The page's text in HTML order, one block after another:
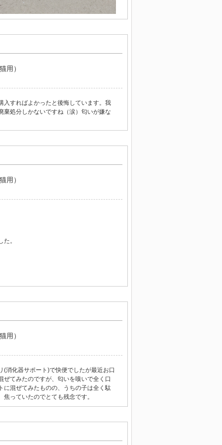
用）
入すればよかったと後悔しています。我
棄処分しかないですね（涙）匂いが嫌な
用）
。
用）
消化器サポート)で快便でしたが最近お口
てみたのですが、匂いを嗅いで全く口
に混ぜてみたものの、うちの子は全く駄
っていたのでとても残念です。